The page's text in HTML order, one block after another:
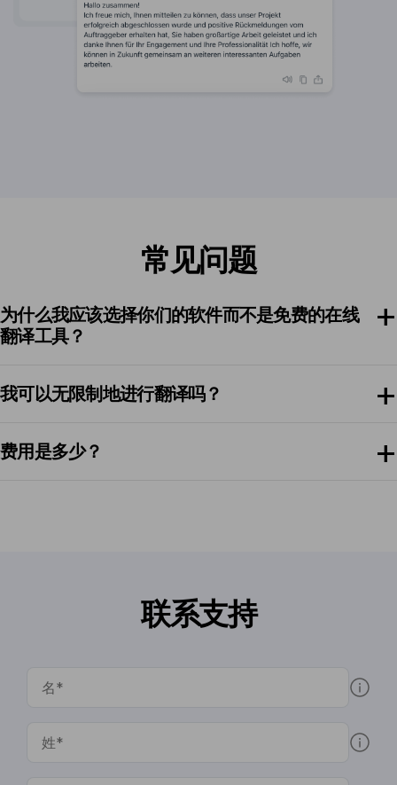
常见问题
为什么我应该选择你们的软件而不是免费的在线
翻译工具？
我可以无限制地进行翻译吗？
费用是多少？
联系支持